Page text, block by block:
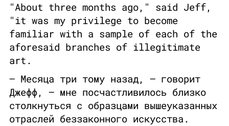
"About three months ago," said Jeff,
"it was my privilege to become
familiar with a sample of each of the
aforesaid branches of illegitimate
art.
— Месяца три тому назад, — говорит
Джефф, — мне посчастливилось близко
столкнуться с образцами вышеуказанных
отраслей беззаконного искусства.